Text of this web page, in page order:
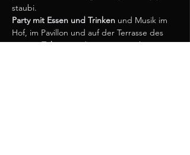
staubi.
Party mit Essen und Trinken und Musik im
Hof, im Pavillon und auf der Terrasse des
iKULT * Zabava na dvorišču, u paviljonu in